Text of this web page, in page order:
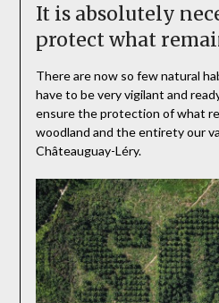
It is absolutely
protect what
There are now so few natural
have to be very vigilant and
ensure the protection of what
woodland and the entirety our
Châteauguay-Léry.